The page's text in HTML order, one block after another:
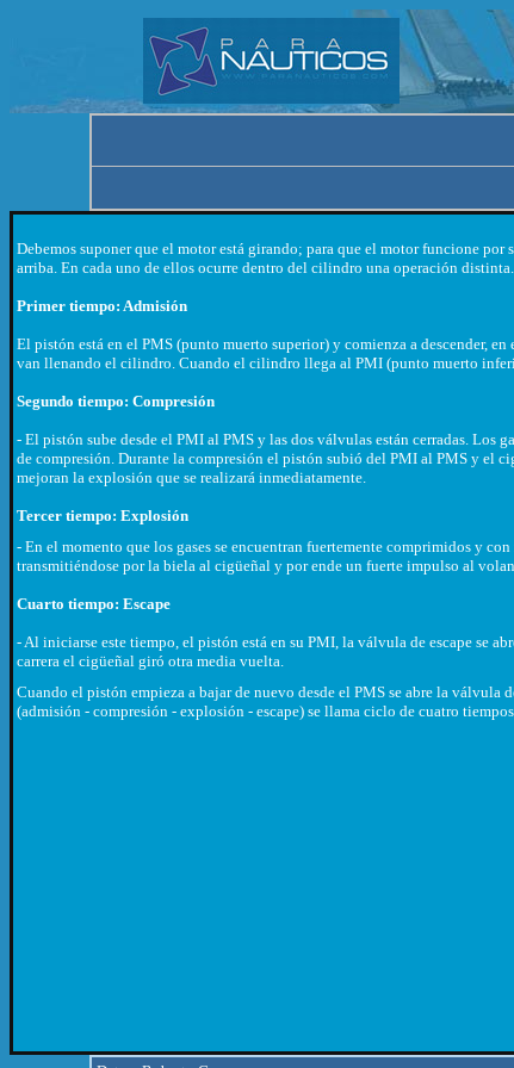
Debemos suponer que el motor está girando; para que el motor funcione
arriba. En cada uno de ellos ocurre dentro del cilindro una operación
Primer tiempo: Admisión
El pistón está en el PMS (punto muerto superior) y comienza a descender,
van llenando el cilindro. Cuando el cilindro llega al PMI (punto muerto
Segundo tiempo: Compresión
- El pistón sube desde el PMI al PMS y las dos válvulas están cerradas. Los
de compresión. Durante la compresión el pistón subió del PMI al PMS y el
mejoran la explosión que se realizará inmediatamente.
Tercer tiempo: Explosión
- En el momento que los gases se encuentran fuertemente comprimidos y
transmitiéndose por la biela al cigüeñal y por ende un fuerte impulso al
Cuarto tiempo: Escape
- Al iniciarse este tiempo, el pistón está en su PMI, la válvula de escape se
carrera el cigüeñal giró otra media vuelta.
Cuando el pistón empieza a bajar de nuevo desde el PMS se abre la
(admisión - compresión - explosión - escape) se llama ciclo de cuatro